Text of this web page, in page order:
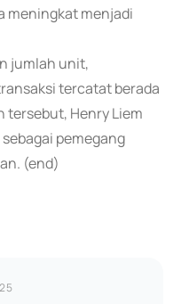
meningkat menjadi
jumlah unit,
tercatat berada
tersebut, Henry Liem
pemegang
(end)